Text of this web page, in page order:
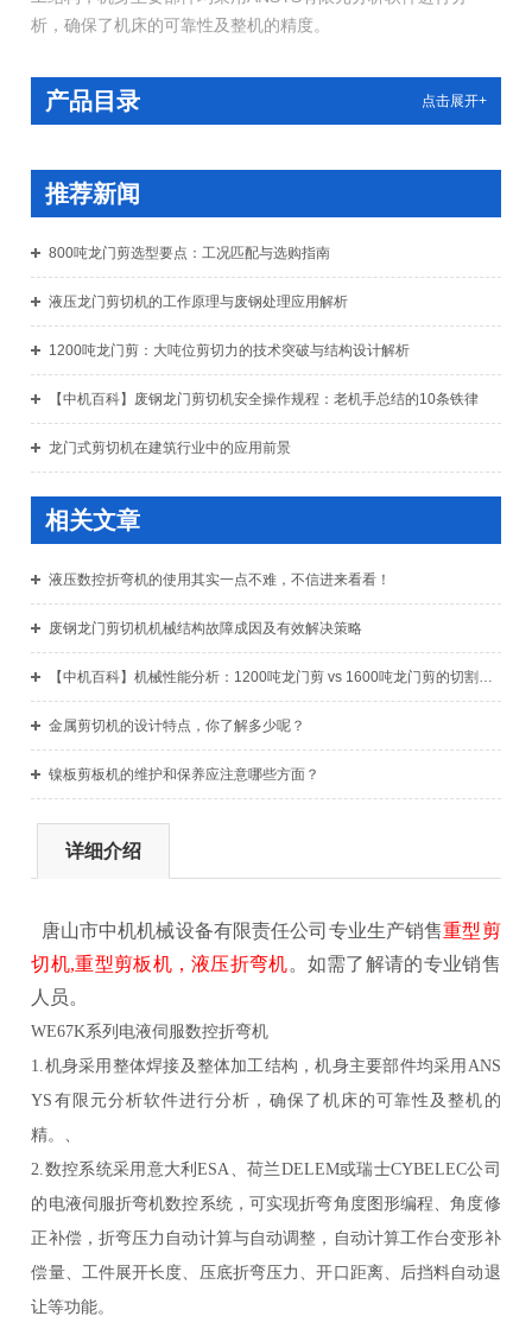
析，确保了机床的可靠性及整机的精度。
产品目录 点击展开+
推荐新闻
800吨龙门剪选型要点：工况匹配与选购指南
液压龙门剪切机的工作原理与废钢处理应用解析
1200吨龙门剪：大吨位剪切力的技术突破与结构设计解析
【中机百科】废钢龙门剪切机安全操作规程：老机手总结的10条铁律
龙门式剪切机在建筑行业中的应用前景
相关文章
液压数控折弯机的使用其实一点不难，不信进来看看！
废钢龙门剪切机机械结构故障成因及有效解决策略
金属剪切机的设计特点，你了解多少呢？
镍板剪板机的维护和保养应注意哪些方面？
详细介绍
唐山市中机机械设备有限责任公司专业生产销售重型剪
切机,重型剪板机，液压折弯机。如需了解请的专业销售
人员。
WE67K系列电液伺服数控折弯机
1.机身采用整体焊接及整体加工结构，机身主要部件均采用ANS
YS有限元分析软件进行分析，确保了机床的可靠性及整机的
精。、
2.数控系统采用意大利ESA、荷兰DELEM或瑞士CYBELEC公司
的电液伺服折弯机数控系统，可实现折弯角度图形编程、角度修
正补偿，折弯压力自动计算与自动调整，自动计算工作台变形补
偿量、工件展开长度、压底折弯压力、开口距离、后挡料自动退
让等功能。